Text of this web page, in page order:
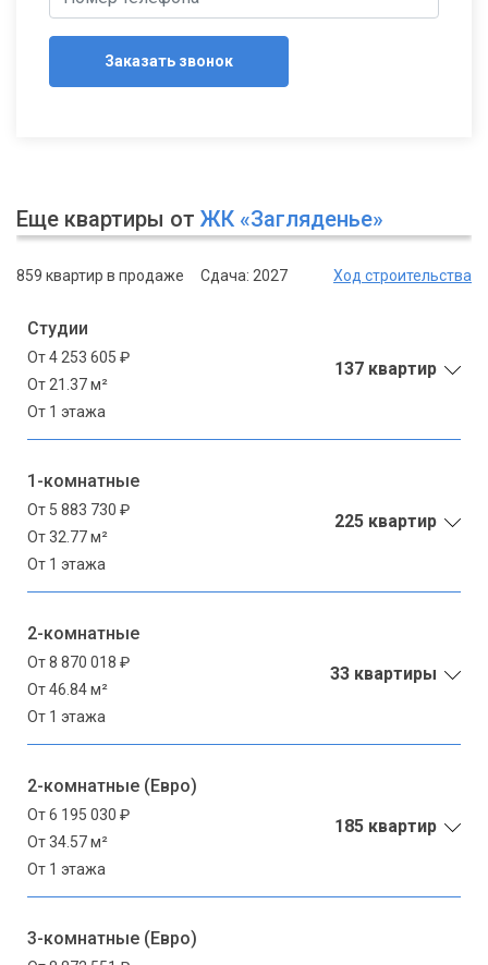
Заказать звонок
Еще квартиры от ЖК «Загляденье»
859 квартир в продаже Сдача: 2027 Ход строительства
Студии
От 4 253 605 ₽
От 21.37 м²
От 1 этажа
137 квартир
1-комнатные
От 5 883 730 ₽
От 32.77 м²
От 1 этажа
225 квартир
2-комнатные
От 8 870 018 ₽
От 46.84 м²
От 1 этажа
33 квартиры
2-комнатные (Евро)
От 6 195 030 ₽
От 34.57 м²
От 1 этажа
185 квартир
3-комнатные (Евро)